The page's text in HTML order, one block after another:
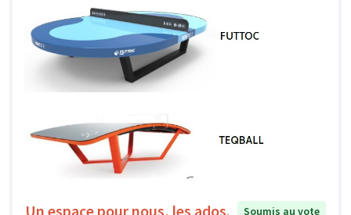
Un espace pour nous, les ados. Soumis au vote